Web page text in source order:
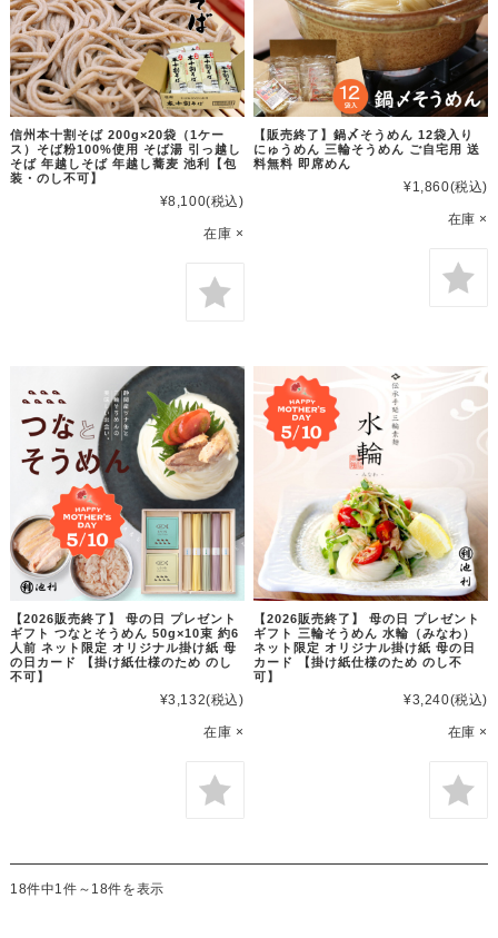
信州本十割そば 200g×20袋（1ケー
ス）そば粉100%使用 そば湯 引っ越し
そば 年越しそば 年越し蕎麦 池利【包
装・のし不可】
¥8,100(税込)
在庫 ×
【販売終了】鍋〆そうめん 12袋入り
にゅうめん 三輪そうめん ご自宅用 送
料無料 即席めん
¥1,860(税込)
在庫 ×
【2026販売終了】 母の日 プレゼント
ギフト つなとそうめん 50g×10束 約6
人前 ネット限定 オリジナル掛け紙 母
の日カード 【掛け紙仕様のため のし
不可】
¥3,132(税込)
在庫 ×
【2026販売終了】 母の日 プレゼント
ギフト 三輪そうめん 水輪（みなわ）
ネット限定 オリジナル掛け紙 母の日
カード 【掛け紙仕様のため のし不
可】
¥3,240(税込)
在庫 ×
18件中1件～18件を表示